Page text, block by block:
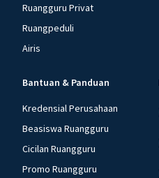
Ruangguru Privat
Ruangpeduli
Airis
Bantuan & Panduan
Kredensial Perusahaan
Beasiswa Ruangguru
Cicilan Ruangguru
Promo Ruangguru